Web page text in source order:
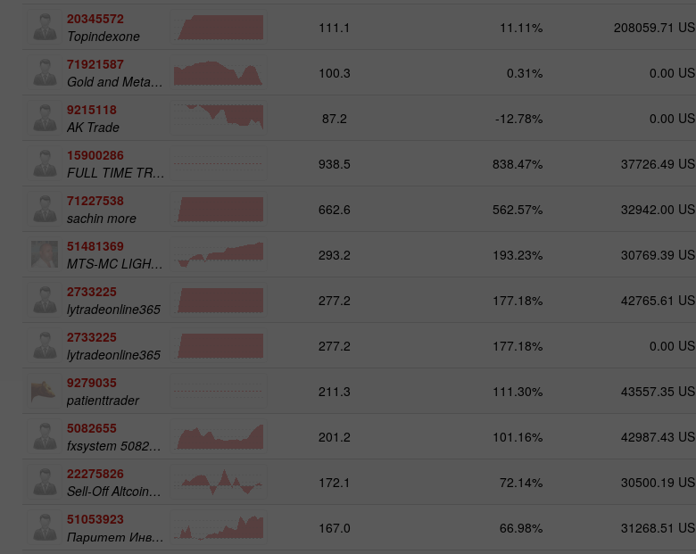
20345572
Topindexone
111.1 11.11% 208059.71
71921587
Gold and Metals 50
100.3 0.31% 0.00
9215118
AK Trade
87.2 -12.78% 0.00
15900286
FULL TIME TRADER
938.5 838.47% 37726.49
71227538
sachin more
662.6 562.57% 32942.00
51481369
MTS-MC LIGHT Trade Assist
293.2 193.23% 30769.39
2733225
lytradeonline365
277.2 177.18% 42765.61
2733225
lytradeonline365
277.2 177.18% 0.00
9279035
patienttrader
211.3 111.30% 43557.35
5082655
fxsystem 5082655
201.2 101.16% 42987.43
22275826
Sell-Off Altcoins 50
172.1 72.14% 30500.19
51053923
Паритет Инвест
167.0 66.98% 31268.51